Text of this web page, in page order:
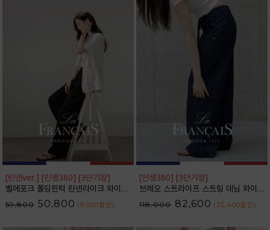
[린넨ver.] [인생360] [3단기장]
벨에포크 폴딩핀턱 린넨라이크 와이드 슬랙스_F6H470SL
59,800 50,800 (9,000할인 )
[인생360] [3단기장]
브레오 스트라이프 스트링 데님 와이드 팬츠_F6H475DP
118,000 82,600 (35,400할인 )